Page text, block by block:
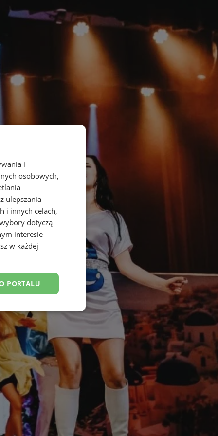
i
osobowych,
ulepszania
i innych celach,
dotyczą
interesie
w każdej
PORTALU
użytkownika i